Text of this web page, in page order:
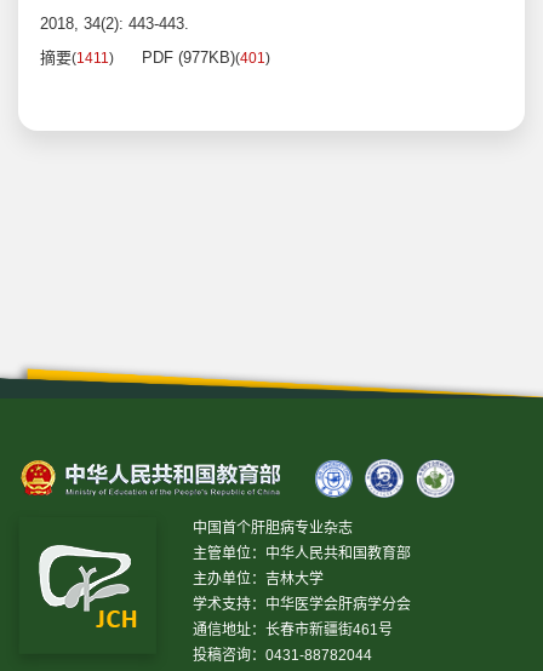
2018, 34(2): 443-443.
摘要(1411) PDF (977KB)(401)
中国首个肝胆病专业杂志
主管单位：中华人民共和国教育部
主办单位：吉林大学
学术支持：中华医学会肝病学分会
通信地址：长春市新疆街461号
投稿咨询：0431-88782044